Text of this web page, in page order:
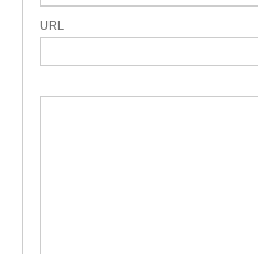
URL